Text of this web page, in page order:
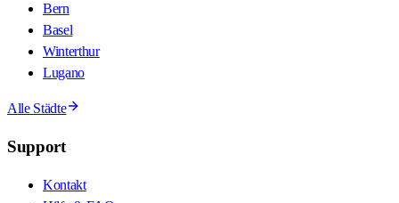
Bern
Basel
Winterthur
Lugano
Alle Städte
Support
Kontakt